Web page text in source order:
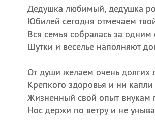
Дедушка любимый, дедушка
Юбилей сегодня отмечаем
Вся семья собралась за одним
Шутки и веселье наполняют
От души желаем очень долгих
Крепкого здоровья и ни капли
Жизненный свой опыт внукам
Нос держи по ветру и не
(День
ИМЕНА
Акакий,
Еще